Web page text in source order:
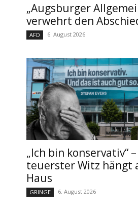
„Augsburger
verwehrt den
AFD 6. August 2026
„Ich bin konservativ“
teuerster Witz hängt
Haus
GRINGE 6. August 2026